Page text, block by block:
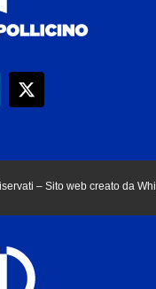
– Sito web creato da